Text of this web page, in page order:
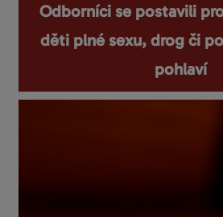
Odborníci se postavili
děti plné sexu, drog či
pohlaví